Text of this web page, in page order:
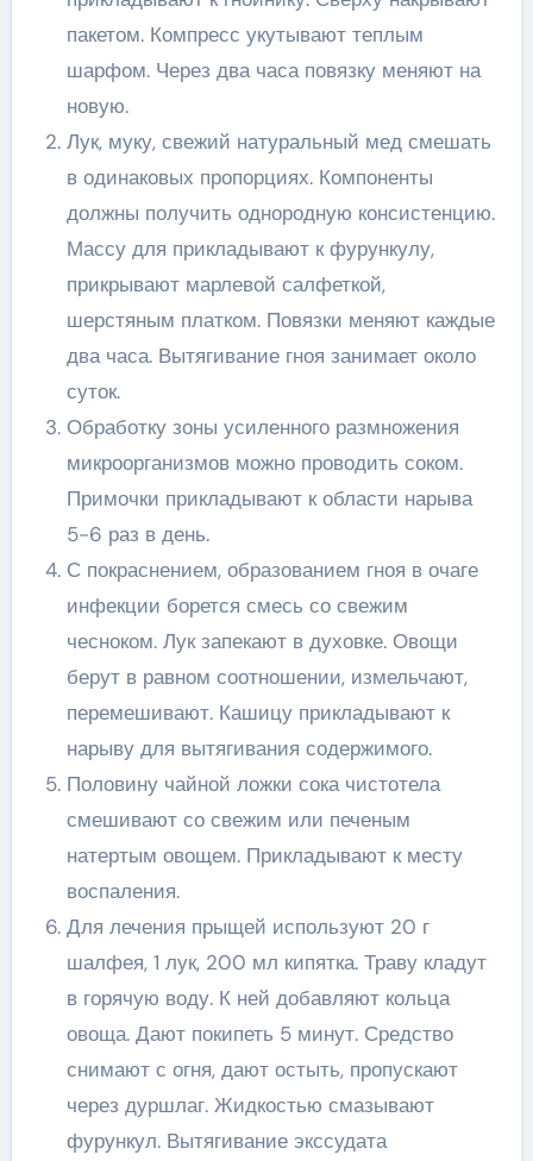
пакетом. Компресс укутывают теплым
шарфом. Через два часа повязку меняют на
новую.
Лук, муку, свежий натуральный мед смешать
в одинаковых пропорциях. Компоненты
должны получить однородную консистенцию.
Массу для прикладывают к фурункулу,
прикрывают марлевой салфеткой,
шерстяным платком. Повязки меняют каждые
два часа. Вытягивание гноя занимает около
суток.
Обработку зоны усиленного размножения
микроорганизмов можно проводить соком.
Примочки прикладывают к области нарыва
5-6 раз в день.
С покраснением, образованием гноя в очаге
инфекции борется смесь со свежим
чесноком. Лук запекают в духовке. Овощи
берут в равном соотношении, измельчают,
перемешивают. Кашицу прикладывают к
нарыву для вытягивания содержимого.
Половину чайной ложки сока чистотела
смешивают со свежим или печеным
натертым овощем. Прикладывают к месту
воспаления.
Для лечения прыщей используют 20 г
шалфея, 1 лук, 200 мл кипятка. Траву кладут
в горячую воду. К ней добавляют кольца
овоща. Дают покипеть 5 минут. Средство
снимают с огня, дают остыть, пропускают
через дуршлаг. Жидкостью смазывают
фурункул. Вытягивание экссудата